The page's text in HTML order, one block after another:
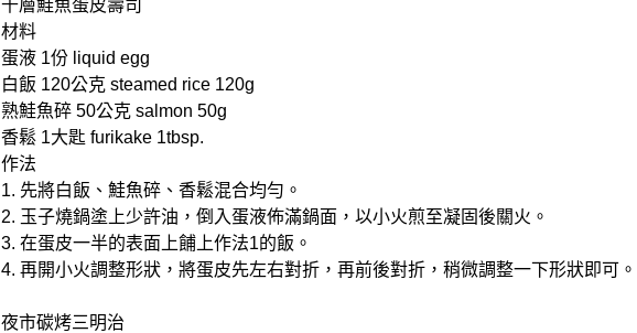
千層鮭魚蛋皮壽司
材料
蛋液 1份 liquid egg
白飯 120公克 steamed rice 120g
熟鮭魚碎 50公克 salmon 50g
香鬆 1大匙 furikake 1tbsp.
作法
1. 先將白飯、鮭魚碎、香鬆混合均勻。
2. 玉子燒鍋塗上少許油，倒入蛋液佈滿鍋面，以小火煎至凝固後關火。
3. 在蛋皮一半的表面上餔上作法1的飯。
4. 再開小火調整形狀，將蛋皮先左右對折，再前後對折，稍微調整一下形狀即可。
夜市碳烤三明治